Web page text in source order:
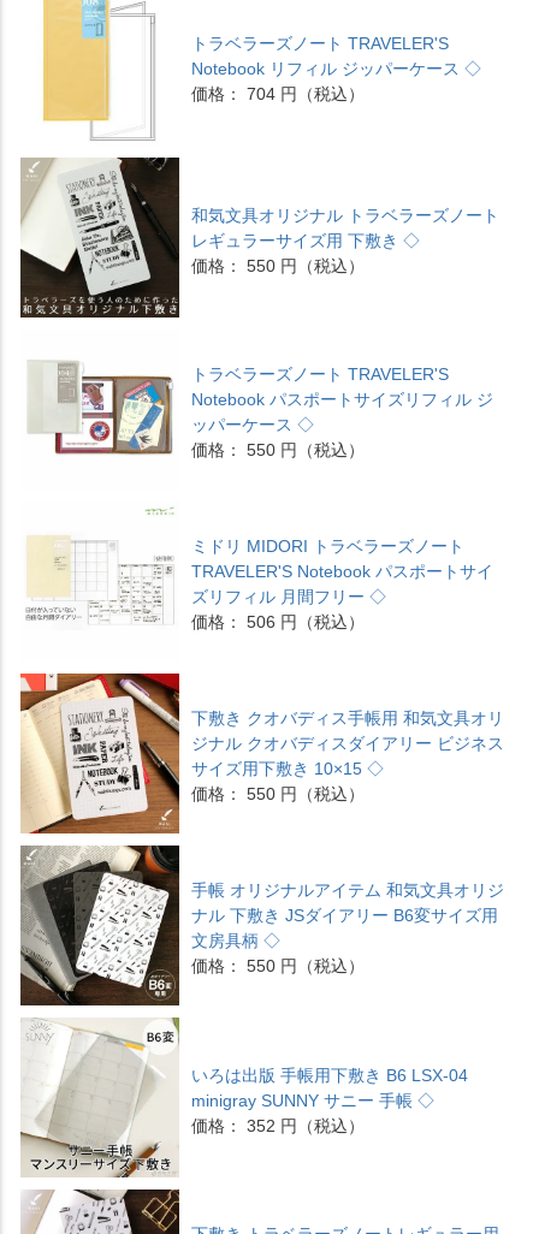
トラベラーズノート TRAVELER'S
Notebook リフィル ジッパーケース ◇
価格： 704 円（税込）
和気文具オリジナル トラベラーズノート
レギュラーサイズ用 下敷き ◇
価格： 550 円（税込）
トラベラーズノート TRAVELER'S
Notebook パスポートサイズリフィル ジ
ッパーケース ◇
価格： 550 円（税込）
ミドリ MIDORI トラベラーズノート
TRAVELER'S Notebook パスポートサイ
ズリフィル 月間フリー ◇
価格： 506 円（税込）
下敷き クオバディス手帳用 和気文具オリ
ジナル クオバディスダイアリー ビジネス
サイズ用下敷き 10×15 ◇
価格： 550 円（税込）
手帳 オリジナルアイテム 和気文具オリジ
ナル 下敷き JSダイアリー B6変サイズ用
文房具柄 ◇
価格： 550 円（税込）
いろは出版 手帳用下敷き B6 LSX-04
minigray SUNNY サニー 手帳 ◇
価格： 352 円（税込）